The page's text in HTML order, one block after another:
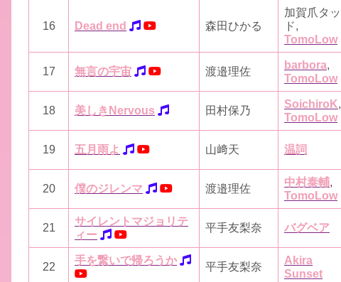
16 Dead end 森田ひかる
加賀爪タッ
ド,
TomoLow
17 無言の宇宙 渡邉理佐
barbora,
TomoLow
18 美しきNervous 田村保乃
SoichiroK,
TomoLow
19 五月雨よ 山﨑天 温詞
20 僕のジレンマ 渡邉理佐
中村泰輔,
TomoLow
21
サイレントマジョリテ
ィー
平手友梨奈 バグベア
22
手を繋いで帰ろうか
平手友梨奈
Akira
Sunset